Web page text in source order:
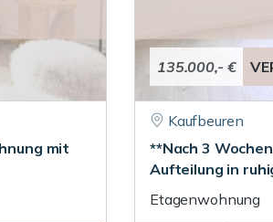
mit
135.000,- €
Kaufbeuren
**Nach 3
Aufteilung in
Etagenwohnung